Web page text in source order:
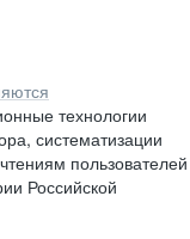
технологии
систематизации
пользователей
Российской